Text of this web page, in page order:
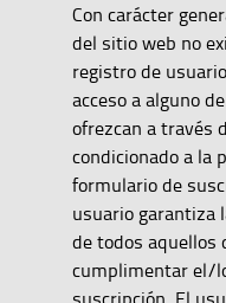
Con carácter
del sitio web no
registro de
acceso a alguno
ofrezcan a través
condicionado a la
formulario de
usuario garantiza
de todos aquellos
cumplimentar el/